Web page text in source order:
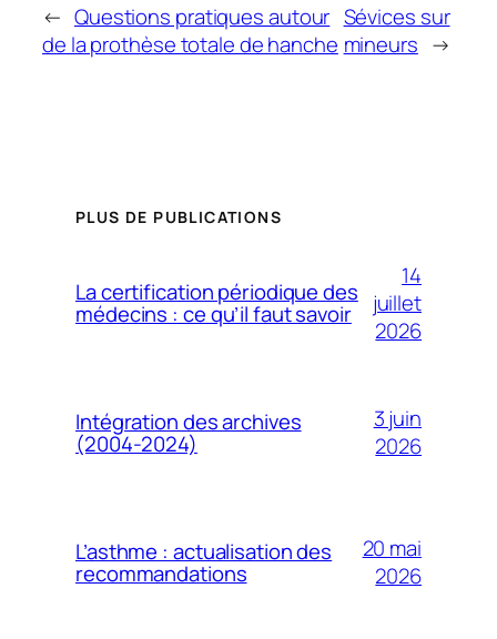
← Questions pratiques autour
de la prothèse totale de hanche
Sévices sur
mineurs →
PLUS DE PUBLICATIONS
La certification périodique des
médecins : ce qu’il faut savoir
14
juillet
2026
Intégration des archives
(2004-2024)
3 juin
2026
L’asthme : actualisation des
recommandations
20 mai
2026